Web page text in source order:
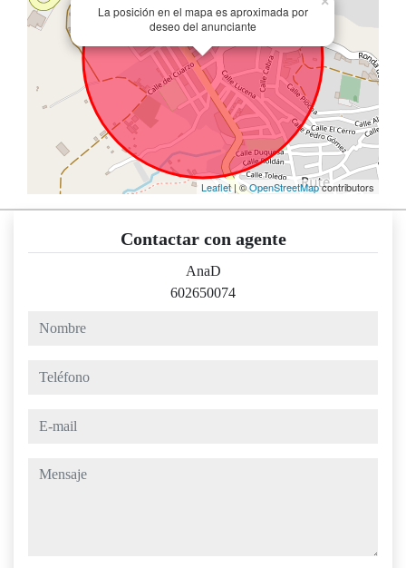
La posición en el mapa es aproximada por
deseo del anunciante
Leaflet| ©OpenStreetMapcontributors
Contactar con agente
AnaD
602650074
nombre
teléfono
e-mail
mensaje